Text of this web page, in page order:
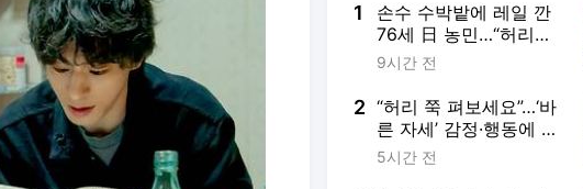
1
손수 수박밭에 레일 깐
76세 日 농민…“허리건
강 지키고 농사 편해지
9시간 전
2 “허리 쭉 펴보세요”…‘바
른 자세’ 감정·행동에 긍
정적 영향
5시간 전